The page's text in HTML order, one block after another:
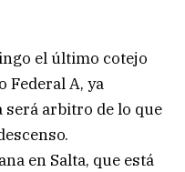
el último cotejo
Federal A, ya
será arbitro de lo que
en Salta, que está